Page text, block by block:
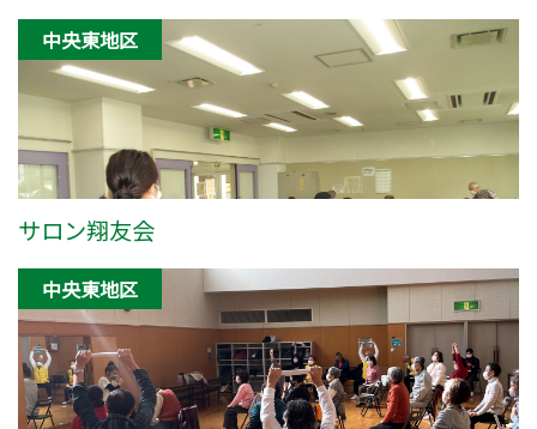
中央東地区
サロン翔友会
中央東地区